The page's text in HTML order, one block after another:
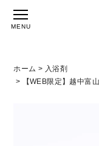
MENU
ホーム > 入浴剤
> 【WEB限定】越中富